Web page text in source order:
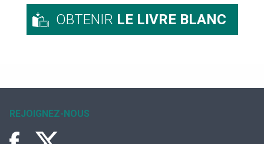
OBTENIR LE LIVRE BLANC
REJOIGNEZ-NOUS